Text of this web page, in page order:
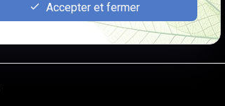
Contact
Accepter et fermer